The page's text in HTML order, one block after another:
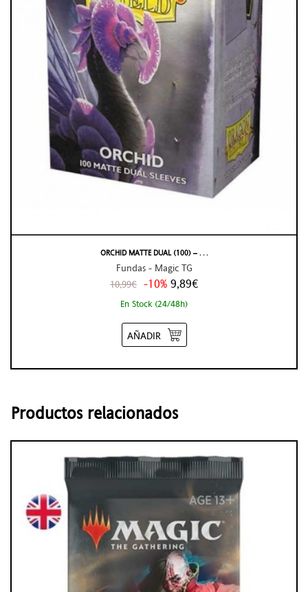
ORCHID MATTE DUAL (100) – . . .
Fundas - Magic TG
10,99€ -10% 9,89€
En Stock (24/48h)
AÑADIR
Productos relacionados